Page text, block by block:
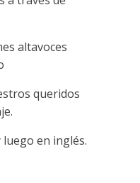
altavoces
queridos
en inglés.